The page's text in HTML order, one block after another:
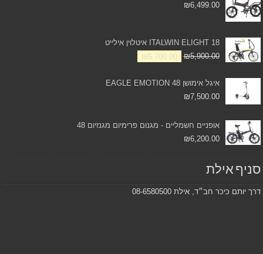
₪6,499.00
ITALWIN ELIGHT 18 איטלוין אילייט
₪5,900.00
₪5,700.00
איגל אימושן 48 EAGLE EMOTION
₪7,500.00
אופניים חשמליים - מגנום פרימיום מגנזיום 48
₪6,200.00
סניף אילת
דרך יותם כיכר חב״ד, אילת 08-6580500